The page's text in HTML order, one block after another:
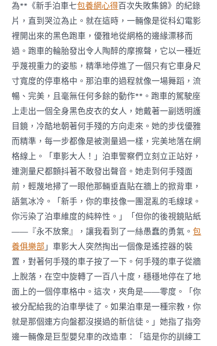
為**《新手泊車七包養網心得百次失敗集錦》的紀錄
片，直到哭泣為止。就在這時，一輛像是從科幻電影
裡開出來的黑色跑車，優雅地從網格的邊緣漂移而
過。跑車的輪胎發出令人陶醉的摩擦聲，它以一種近
乎蔑視重力的姿態，精準地停進了一個只有它車身尺
寸寬度的停車格中。那泊車的過程就像一場舞蹈，流
暢、完美，且毫無任何多餘的動作**。跑車的駕駛座
上走出一個全身黑色皮衣的女人，她戴著一副透明護
目鏡，冷酷地朝著何手殘的方向走來。她的步伐優雅
而精準，每一步都像是被測量過一樣，完美地落在網
格線上。「車影大人！」泊車警察們立刻立正站好，
連測量尺都顫抖著不敢發出聲音。她走到何手殘面
前，輕蔑地掃了一眼他那輛垂直貼在牆上的掀背車，
語氣冰冷。「新手，你的車技像一團混亂的毛線球。
你污染了泊車維度的純粹性。」「但你的後視鏡貼紙
——『永不放棄』，讓我看到了一絲愚蠢的勇氣。包
養俱樂部」車影大人突然掏出一個像是遙控器的裝
置，對著何手殘的車子按了一下。何手殘的車子從牆
上脫落，在空中旋轉了一百八十度，穩穩地停在了地
面上的一個停車格中。這次，夾角是——零度。「你
被分配給我的泊車學徒了。如果泊車是一種宗教，你
就是那個連方向盤都沒摸過的新信徒。」她指了指旁
邊一輛像是巨型嬰兒車的改造車：「這是你的訓練工